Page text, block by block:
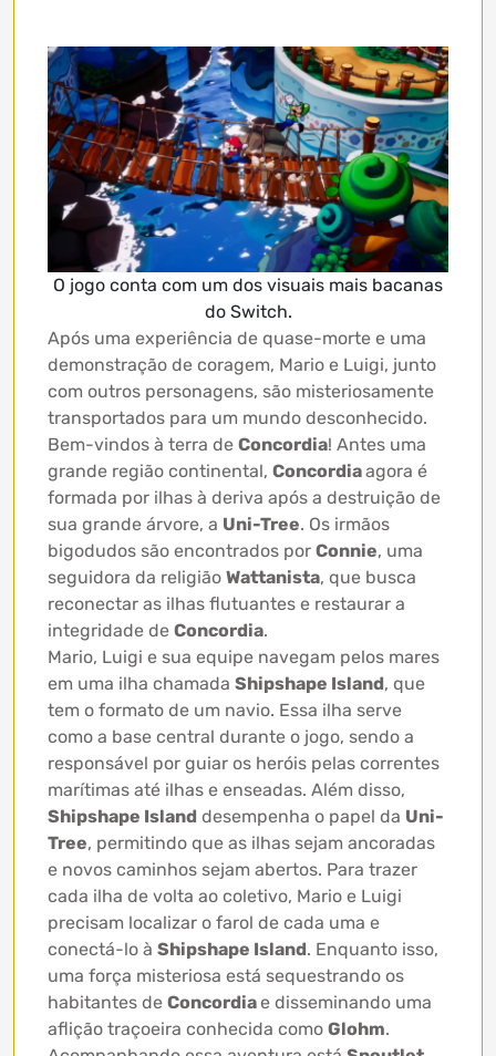
O jogo conta com um dos visuais mais bacanas
do Switch.
Após uma experiência de quase-morte e uma
demonstração de coragem, Mario e Luigi, junto
com outros personagens, são misteriosamente
transportados para um mundo desconhecido.
Bem-vindos à terra de Concordia! Antes uma
grande região continental, Concordiaagora é
formada por ilhas à deriva após a destruição de
sua grande árvore, a Uni-Tree. Os irmãos
bigodudos são encontrados por Connie, uma
seguidora da religião Wattanista, que busca
reconectar as ilhas flutuantes e restaurar a
integridade de Concordia.
Mario, Luigi e sua equipe navegam pelos mares
em uma ilha chamada Shipshape Island, que
tem o formato de um navio. Essa ilha serve
como a base central durante o jogo, sendo a
responsável por guiar os heróis pelas correntes
marítimas até ilhas e enseadas. Além disso,
Shipshape Island desempenha o papel da Uni-
Tree, permitindo que as ilhas sejam ancoradas
e novos caminhos sejam abertos. Para trazer
cada ilha de volta ao coletivo, Mario e Luigi
precisam localizar o farol de cada uma e
conectá-lo à Shipshape Island. Enquanto isso,
uma força misteriosa está sequestrando os
habitantes de Concordiae disseminando uma
aflição traçoeira conhecida como Glohm.